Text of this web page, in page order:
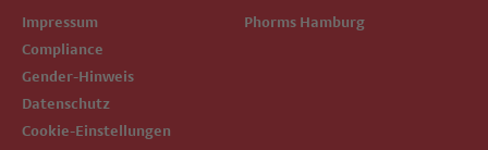
Impressum
Compliance
Gender-Hinweis
Datenschutz
Cookie-Einstellungen
Phorms Hamburg